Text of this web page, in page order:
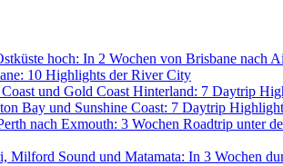
hoch: In 2 Wochen von Brisbane nach
10 Highlights der River City
und Gold Coast Hinterland: 7 Daytrip
Bay und Sunshine Coast: 7 Daytrip
nach Exmouth: 3 Wochen Roadtrip unter
Milford Sound und Matamata: In 3 Wochen